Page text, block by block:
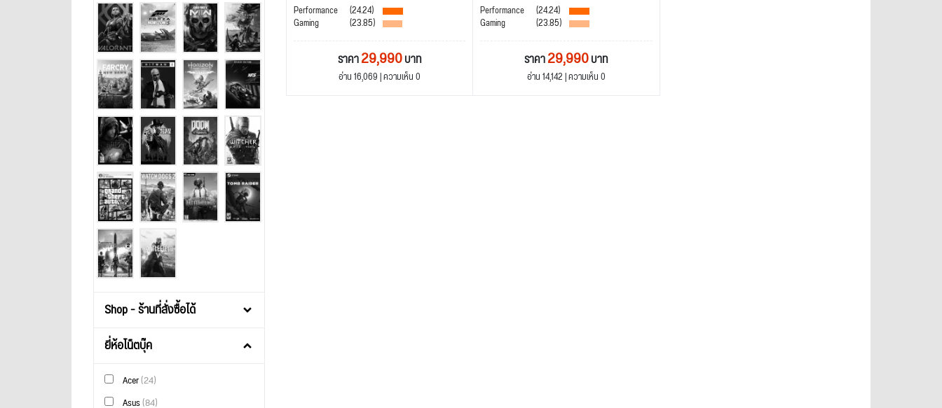
Shop - ร้านที่สั่งซื้อได้
ยี่ห้อโน็ตบุ๊ค
Acer(24)
Asus(84)
Performance
(24.24)
Gaming (23.85)
ราคา29,990บาท
อ่าน 16,069 | ความเห็น 0
Performance
(24.24)
Gaming (23.85)
ราคา29,990บาท
อ่าน 14,142 | ความเห็น 0